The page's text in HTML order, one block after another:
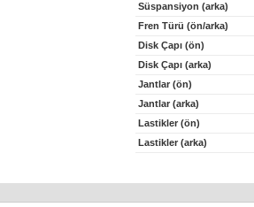
Süspansiyon (arka)
Fren Türü (ön/arka)
Disk Çapı (ön)
Disk Çapı (arka)
Jantlar (ön)
Jantlar (arka)
Lastikler (ön)
Lastikler (arka)